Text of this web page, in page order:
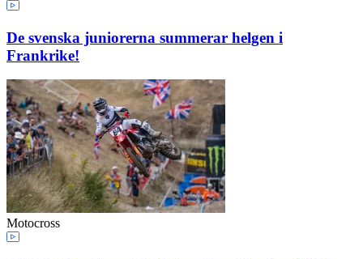
De svenska juniorerna summerar helgen i
Frankrike!
Motocross